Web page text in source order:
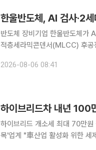
한울반도체, AI 검사·2
반도체 장비기업 한울반도체가
적층세라믹콘덴서(MLCC) 후공정 장비 시장 공략
2026-08-06 08:41
하이브리드차 내년 100
하이브리드 개소세 최대 70만
목'업계 "車산업 활성화 위한 세제 지원 필요" 국내 자동차 시장의 판